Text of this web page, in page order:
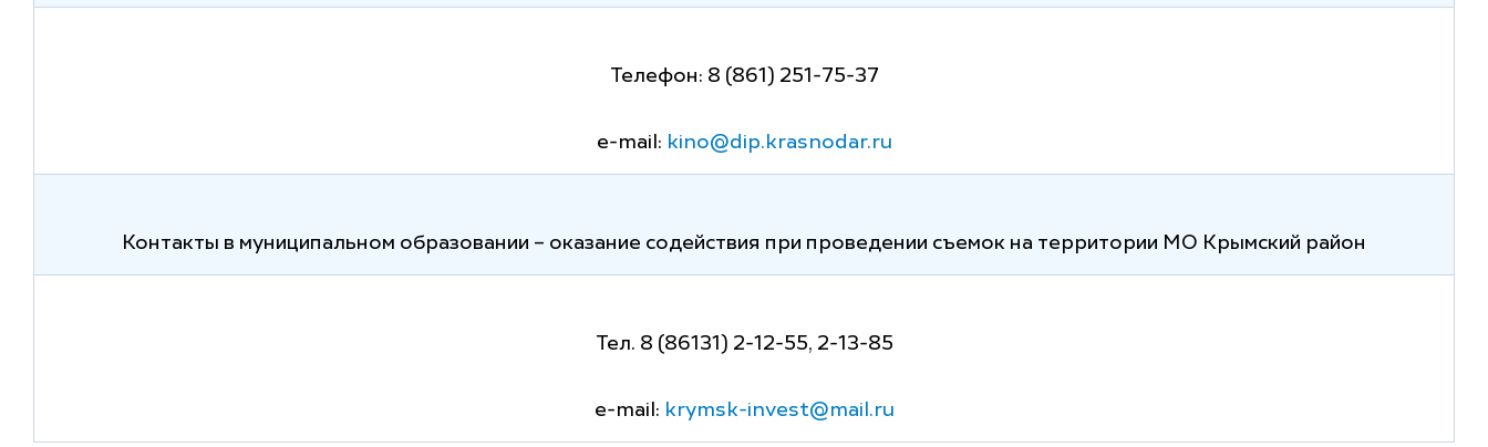
Телефон: 8 (861) 251-75-37
e-mail: kino@dip.krasnodar.ru
Контакты в муниципальном образовании – оказание содействия при проведении съемок на территории МО Крымский район
Тел. 8 (86131) 2-12-55, 2-13-85
e-mail: krymsk-invest@mail.ru